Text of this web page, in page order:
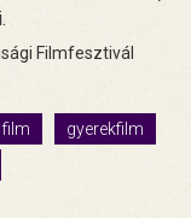
Filmfesztivál
gyerekfilm